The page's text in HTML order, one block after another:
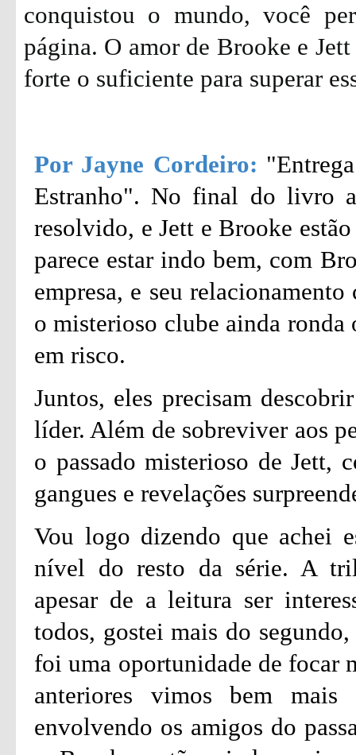
conquistou o mundo, você
página. O amor de Brooke e
forte o suficiente para superar
Por Jayne Cordeiro:
Estranho". No final do livro
resolvido, e Jett e Brooke
parece estar indo bem, com
empresa, e seu
o misterioso clube ainda
em risco.
Juntos, eles precisam
líder. Além de sobreviver aos
o passado misterioso de Jett,
gangues e revelações
Vou logo dizendo que achei
nível do resto da série. A
apesar de a leitura ser
todos, gostei mais do
foi uma oportunidade de focar
anteriores vimos bem
envolvendo os amigos do